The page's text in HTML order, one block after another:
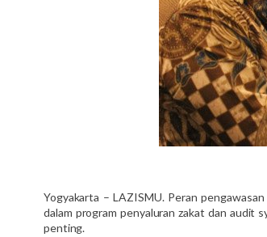
Yogyakarta – LAZISMU. Peran
dalam program penyaluran zakat dan audit
penting.